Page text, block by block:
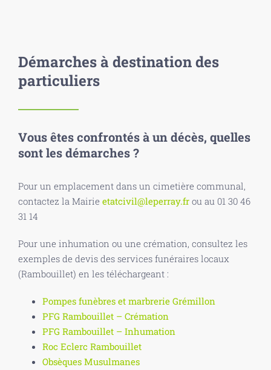
Démarches à destination des
particuliers
Vous êtes confrontés à un décès, quelles
sont les démarches ?
Pour un emplacement dans un cimetière communal,
contactez la Mairie etatcivil@leperray.fr ou au 01 30 46
31 14
Pour une inhumation ou une crémation, consultez les
exemples de devis des services funéraires locaux
(Rambouillet) en les téléchargeant :
Pompes funèbres et marbrerie Grémillon
PFG Rambouillet – Crémation
PFG Rambouillet – Inhumation
Roc Eclerc Rambouillet
Obsèques Musulmanes